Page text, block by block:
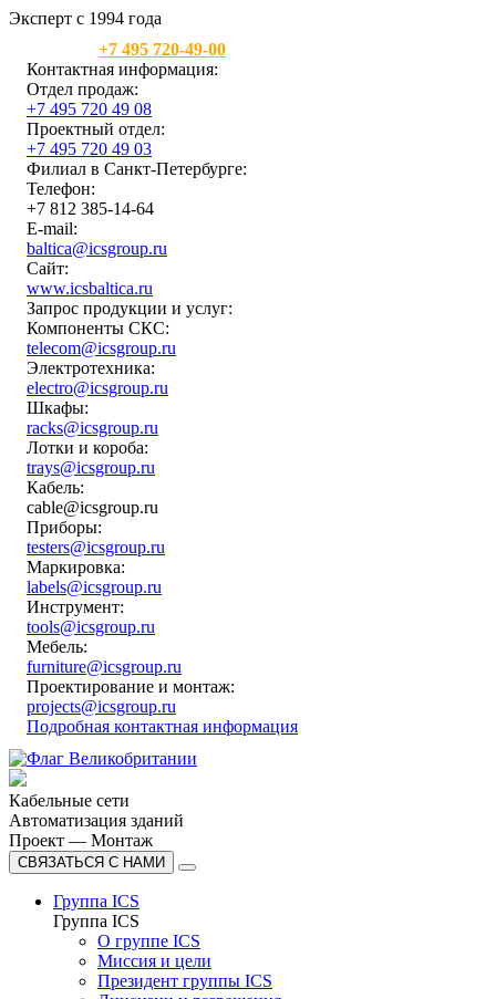
Эксперт с 1994 года
+7 495 720-49-00
Контактная информация:
Отдел продаж:
+7 495 720 49 08
Проектный отдел:
+7 495 720 49 03
Филиал в Санкт-Петербурге:
Телефон:
+7 812 385-14-64
E-mail:
baltica@icsgroup.ru
Сайт:
www.icsbaltica.ru
Запрос продукции и услуг:
Компоненты СКС:
telecom@icsgroup.ru
Электротехника:
electro@icsgroup.ru
Шкафы:
racks@icsgroup.ru
Лотки и короба:
trays@icsgroup.ru
Кабель:
cable@icsgroup.ru
Приборы:
testers@icsgroup.ru
Маркировка:
labels@icsgroup.ru
Инструмент:
tools@icsgroup.ru
Мебель:
furniture@icsgroup.ru
Проектирование и монтаж:
projects@icsgroup.ru
Подробная контактная информация
Кабельные сети
Автоматизация зданий
Проект — Монтаж
СВЯЗАТЬСЯ С НАМИ
Группа ICS
Группа ICS
О группе ICS
Миссия и цели
Президент группы ICS